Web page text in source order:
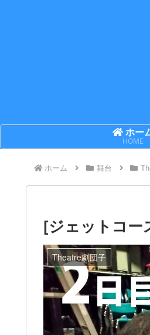
ホー
HOME
ホーム 舞台
[ジェットコー
Theatre劇団子